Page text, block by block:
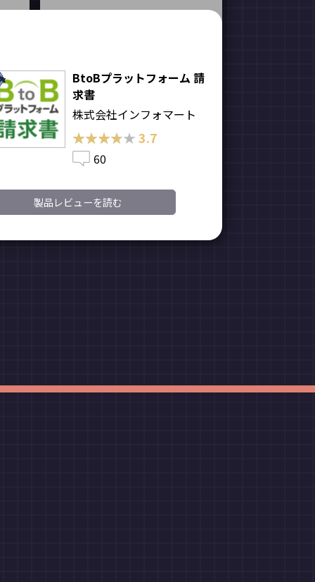
BtoBプラットフォーム 請
求書
株式会社インフォマート
★★★★★
★★★★★3.7
60
製品レビューを読む